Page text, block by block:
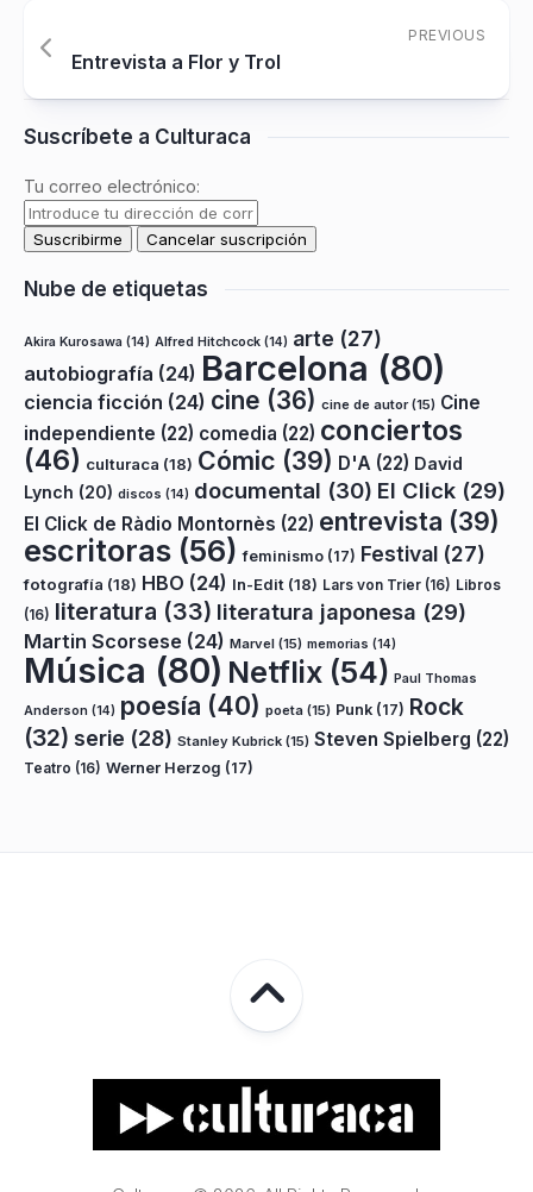
PREVIOUS
Entrevista a Flor y Trol
Suscríbete a Culturaca
Tu correo electrónico:
Nube de etiquetas
Akira Kurosawa (14) Alfred Hitchcock (14) arte (27)
autobiografía (24) Barcelona (80)
ciencia ficción (24) cine (36) cine de autor(15) Cine
independiente (22) comedia (22) conciertos
(46) culturaca (18) Cómic (39) D'A (22) David
Lynch (20) discos (14) documental (30) El Click (29)
El Click de Ràdio Montornès (22) entrevista (39)
escritoras (56) feminismo (17) Festival (27)
fotografía (18) HBO (24) In-Edit (18) Lars von Trier (16) Libros
(16) literatura (33) literatura japonesa (29)
Martin Scorsese (24) Marvel (15) memorias (14)
Música (80) Netflix (54) Paul Thomas
Anderson (14) poesía (40) poeta (15) Punk (17) Rock
(32) serie (28) Stanley Kubrick (15) Steven Spielberg (22)
Teatro (16) Werner Herzog (17)